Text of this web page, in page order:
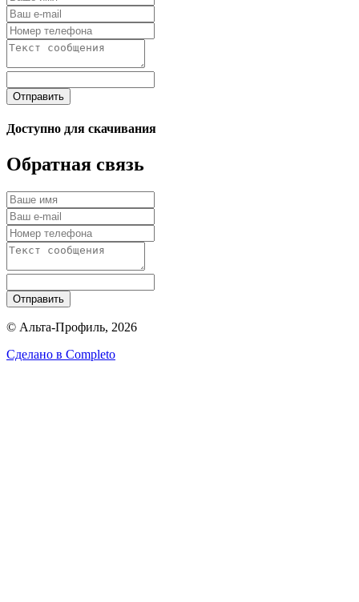
Отправить
Доступно для скачивания
Обратная связь
Отправить
© Альта-Профиль, 2026
Сделано в Completo